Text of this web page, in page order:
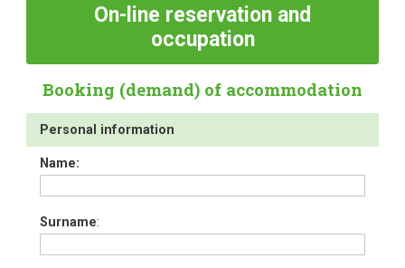
On-line reservation and
occupation
Booking (demand) of accommodation
Personal information
Name:
Surname: